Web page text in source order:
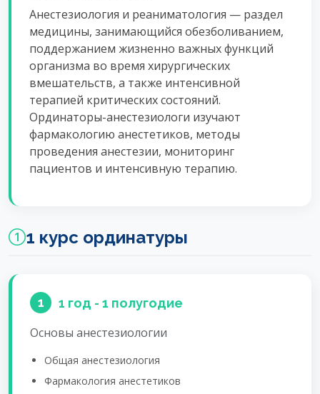
Анестезиология и реаниматология — раздел
медицины, занимающийся обезболиванием,
поддержанием жизненно важных функций
организма во время хирургических
вмешательств, а также интенсивной
терапией критических состояний.
Ординаторы-анестезиологи изучают
фармакологию анестетиков, методы
проведения анестезии, мониторинг
пациентов и интенсивную терапию.
1 курс ординатуры
1 1 год - 1 полугодие
Основы анестезиологии
Общая анестезиология
Фармакология анестетиков